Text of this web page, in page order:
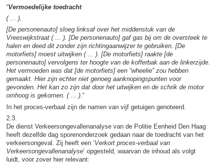
“Vermoedelijke toedracht
( ... ).
[De personenauto] sloeg linksaf over het middenstuk van de
Vreeswijkstraat ( ... ). [De personenauto] gaf gas bij om de oversteek te
halen en deed dit zonder zijn richtingaanwijzer te gebruiken. [De
motorfiets] moest uitwijken ( ... ). [De motorfiets] raakte [de
personenauto] vervolgens ter hoogte van de kofferbak aan de linkerzijde.
Het vermoeden was dat [de motorfiets] een “wheelie” zou hebben
gemaakt. Hier zijn echter niet genoeg aanknopingspunten voor
gevonden. Het kan zo zijn dat door het uitwijken en de schrik de motor
omhoog is gekomen. ( ... ).”
In het proces-verbaal zijn de namen van vijf getuigen genoteerd.
2.3.
De dienst Verkeersongevallenanalyse van de Politie Eenheid Den Haag
heeft dezelfde dag sporenonderzoek gedaan naar de toedracht van het
verkeersongeval. Zij heeft een ‘Verkort proces-verbaal van
Verkeersongevallenanalyse’ opgesteld, waarvan de inhoud als volgt
luidt, voor zover hier relevant: